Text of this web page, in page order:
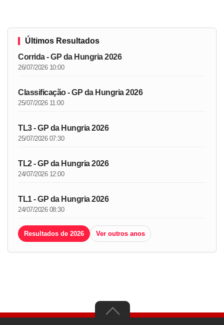
Últimos Resultados
Corrida - GP da Hungria 2026
26/07/2026 10:00
Classificação - GP da Hungria 2026
25/07/2026 11:00
TL3 - GP da Hungria 2026
25/07/2026 07:30
TL2 - GP da Hungria 2026
24/07/2026 12:00
TL1 - GP da Hungria 2026
24/07/2026 08:30
Resultados de 2026 Ver outros anos